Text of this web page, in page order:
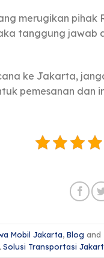
merugikan pihak
tanggung jawab
ke Jakarta,
pemesanan dan
Mobil Jakarta, Blog and
, Solusi Transportasi